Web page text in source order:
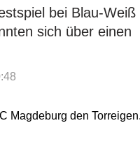
bei Blau-Weiß
sich über einen